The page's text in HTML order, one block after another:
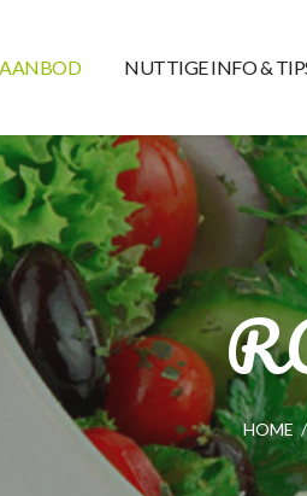
AANBOD NUTTIGE INFO &
HOME /